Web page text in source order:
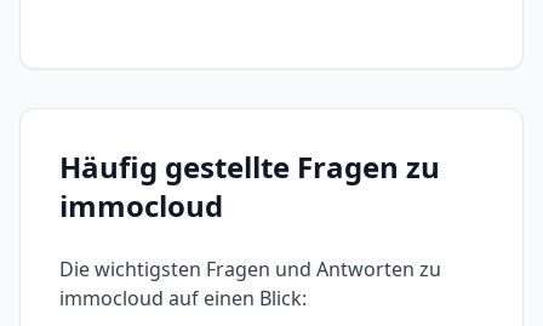
Häufig gestellte Fragen zu
immocloud
Die wichtigsten Fragen und Antworten zu
immocloud auf einen Blick: